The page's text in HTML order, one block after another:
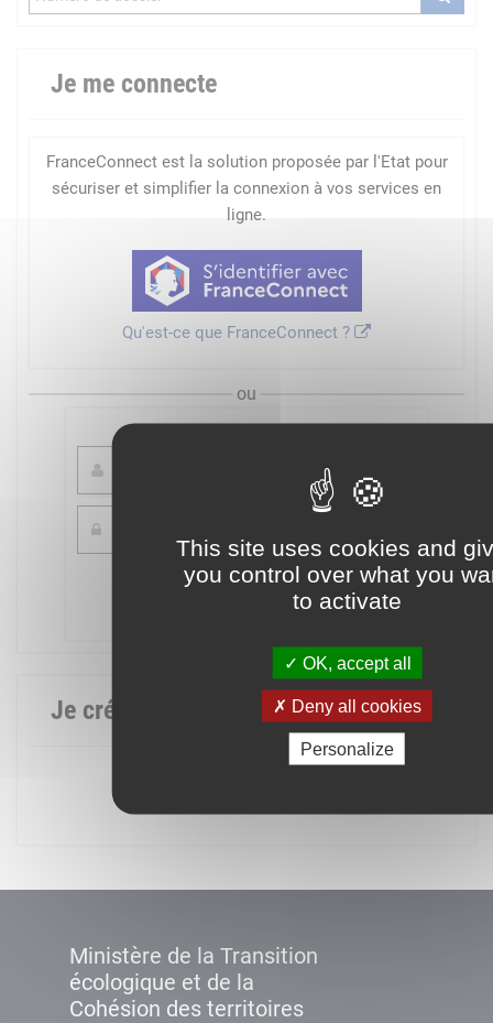
This site uses cookies and
you control over what you
to activate
OK, accept all
Deny all cookies
Personalize
Je me connecte
FranceConnect est la solution proposée par l'Etat pour
sécuriser et simplifier la connexion à vos services en
ligne.
Qu'est-ce que FranceConnect ?
ou
Mot de passe oublié ?
Je crée mon compte
Ministère de la Transition
écologique et de la
Cohésion des territoires